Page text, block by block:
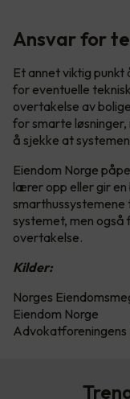
Ansvar for
Et annet viktig punkt
for eventuelle
overtakelse av
for smarte
å sjekke at
Eiendom Norge
lærer opp eller gir
systemet, men også
overtakelse.
Kilder:
Norges
Eiendom Norge
Advokatforeningens